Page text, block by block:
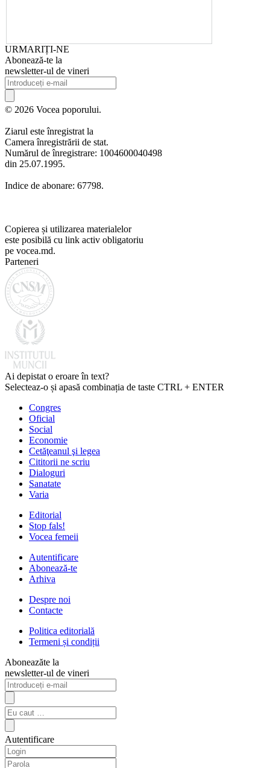
URMARIȚI-NE
Abonează-te la
newsletter-ul de vineri
© 2026 Vocea poporului.
Ziarul este înregistrat la
Camera înregistrării de stat.
Numărul de înregistrare: 1004600040498
din 25.07.1995.
Indice de abonare: 67798.
Copierea și utilizarea materialelor
este posibilă cu link activ obligatoriu
pe vocea.md.
Parteneri
Ai depistat o eroare în text?
Selecteaz-o și apasă combinația de taste CTRL + ENTER
Congres
Oficial
Social
Economie
Cetăţeanul şi legea
Cititorii ne scriu
Dialoguri
Sanatate
Varia
Editorial
Stop fals!
Vocea femeii
Autentificare
Abonează-te
Arhiva
Despre noi
Contacte
Politica editorială
Termeni și condiții
Aboneazăte la
newsletter-ul de vineri
Autentificare